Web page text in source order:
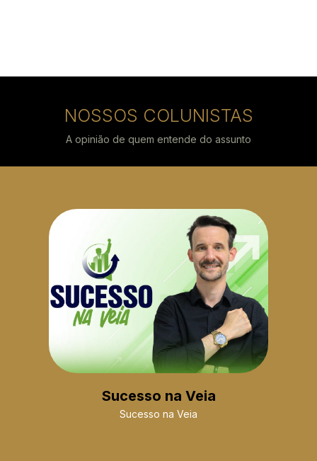
NOSSOS COLUNISTAS
A opinião de quem entende do assunto
Sucesso na Veia
Sucesso na Veia